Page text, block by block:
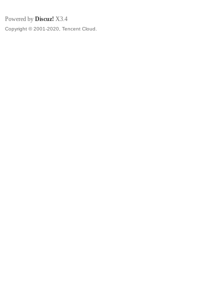
Powered by Discuz! X3.4
Copyright © 2001-2020, Tencent Cloud.